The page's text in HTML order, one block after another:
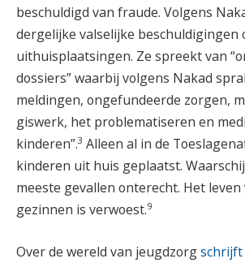
beschuldigd van fraude. Volgens
dergelijke valselijke beschuldigingen
uithuisplaatsingen. Ze spreekt van
dossiers” waarbij volgens Nakad
meldingen, ongefundeerde zorgen,
giswerk, het problematiseren en
kinderen”.3 Alleen al in de
kinderen uit huis geplaatst.
meeste gevallen onterecht. Het leven
gezinnen is verwoest.9
Over de wereld van jeugdzorgschrijft